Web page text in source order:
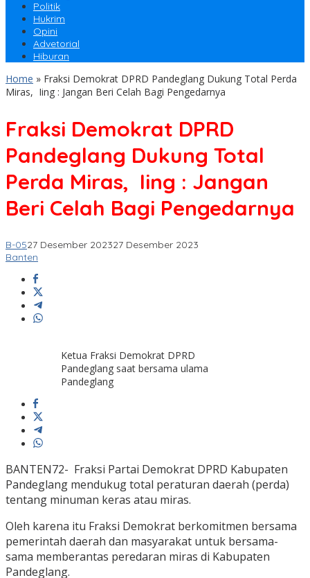
Politik
Hukrim
Opini
Advetorial
Hiburan
Home » Fraksi Demokrat DPRD Pandeglang Dukung Total Perda
Miras, Iing : Jangan Beri Celah Bagi Pengedarnya
Fraksi Demokrat DPRD
Pandeglang Dukung Total
Perda Miras, Iing : Jangan
Beri Celah Bagi Pengedarnya
B-0527 Desember 202327 Desember 2023
Banten
Ketua Fraksi Demokrat DPRD
Pandeglang saat bersama ulama
Pandeglang
BANTEN72- Fraksi Partai Demokrat DPRD Kabupaten
Pandeglang mendukug total peraturan daerah (perda)
tentang minuman keras atau miras.
Oleh karena itu Fraksi Demokrat berkomitmen bersama
pemerintah daerah dan masyarakat untuk bersama-
sama memberantas peredaran miras di Kabupaten
Pandeglang.